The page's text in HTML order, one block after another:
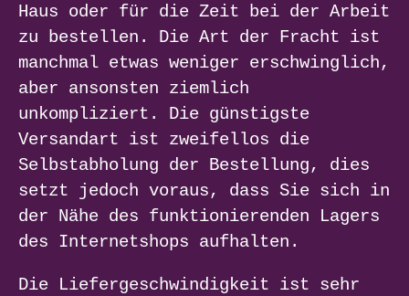
Haus oder für die Zeit bei der Arbeit
zu bestellen. Die Art der Fracht ist
manchmal etwas weniger erschwinglich,
aber ansonsten ziemlich
unkompliziert. Die günstigste
Versandart ist zweifellos die
Selbstabholung der Bestellung, dies
setzt jedoch voraus, dass Sie sich in
der Nähe des funktionierenden Lagers
des Internetshops aufhalten.
Die Liefergeschwindigkeit ist sehr